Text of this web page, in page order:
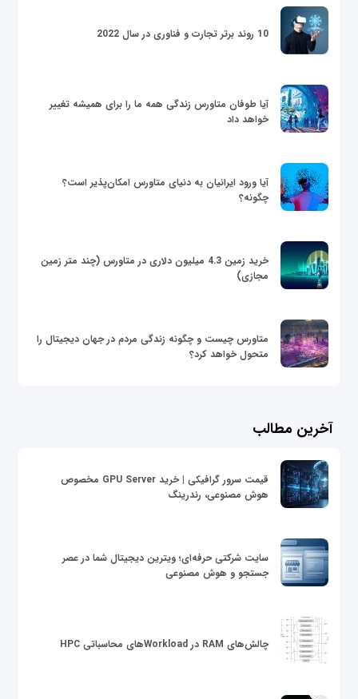
10 روند برتر تجارت و فناوری در سال 2022
آیا طوفان متاورس زندگی همه ما را برای همیشه تغییر
خواهد داد
آیا ورود ایرانیان به دنیای متاورس امکان‌پذیر است؟
چگونه؟
خرید زمین 4.3 میلیون دلاری در متاورس (چند متر زمین
مجازی)
متاورس چیست و چگونه زندگی مردم در جهان دیجیتال را
متحول خواهد کرد؟
آخرین مطالب
قیمت سرور گرافیکی | خرید GPU Server مخصوص
هوش مصنوعی، رندرینگ
سایت شرکتی حرفه‌ای؛ ویترین دیجیتال شما در عصر
جستجو و هوش مصنوعی
چالش‌های RAM در Workloadهای محاسباتی HPC